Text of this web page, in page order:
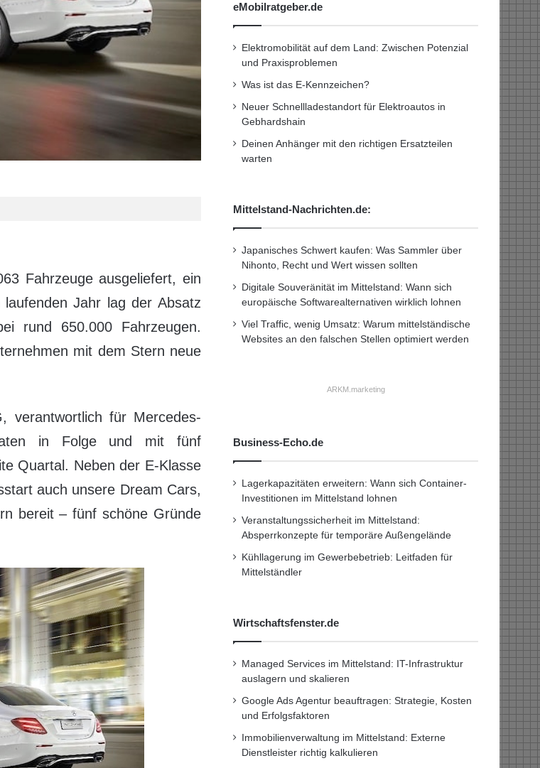
Fahrzeuge ausgeliefert, ein
Jahr lag der Absatz
rund 650.000 Fahrzeugen.
mit dem Stern neue
verantwortlich für Mercedes-
in Folge und mit fünf
Quartal. Neben der E-Klasse
auch unsere Dream Cars,
bereit – fünf schöne Gründe
eMobilratgeber.de
Elektromobilität auf dem Land: Zwischen Potenzial
und Praxisproblemen
Was ist das E-Kennzeichen?
Neuer Schnellladestandort für Elektroautos in
Gebhardshain
Deinen Anhänger mit den richtigen Ersatzteilen
warten
Mittelstand-Nachrichten.de:
Japanisches Schwert kaufen: Was Sammler über
Nihonto, Recht und Wert wissen sollten
Digitale Souveränität im Mittelstand: Wann sich
europäische Softwarealternativen wirklich lohnen
Viel Traffic, wenig Umsatz: Warum mittelständische
Websites an den falschen Stellen optimiert werden
ARKM.marketing
Business-Echo.de
Lagerkapazitäten erweitern: Wann sich Container-
Investitionen im Mittelstand lohnen
Veranstaltungssicherheit im Mittelstand:
Absperrkonzepte für temporäre Außengelände
Kühllagerung im Gewerbebetrieb: Leitfaden für
Mittelständler
Wirtschaftsfenster.de
Managed Services im Mittelstand: IT-Infrastruktur
auslagern und skalieren
Google Ads Agentur beauftragen: Strategie, Kosten
und Erfolgsfaktoren
Immobilienverwaltung im Mittelstand: Externe
Dienstleister richtig kalkulieren